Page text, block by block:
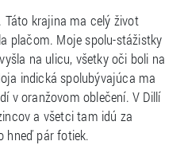
krajina ma celý život
plačom. Moje spolu-stážistky
na ulicu, všetky oči boli na
indická spolubývajúca ma
v oranžovom oblečení. V Dillí
a všetci tam idú za
hneď pár fotiek.